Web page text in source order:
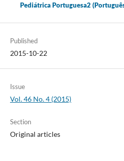
Pediátrica Portuguesa2
Published
2015-10-22
Issue
Vol. 46 No. 4 (2015)
Section
Original articles